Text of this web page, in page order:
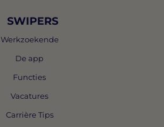
SWIPERS
Werkzoekende
De app
Functies
Vacatures
Carrière Tips